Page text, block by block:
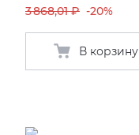
3 868,01 ₽ -20%
В корзину